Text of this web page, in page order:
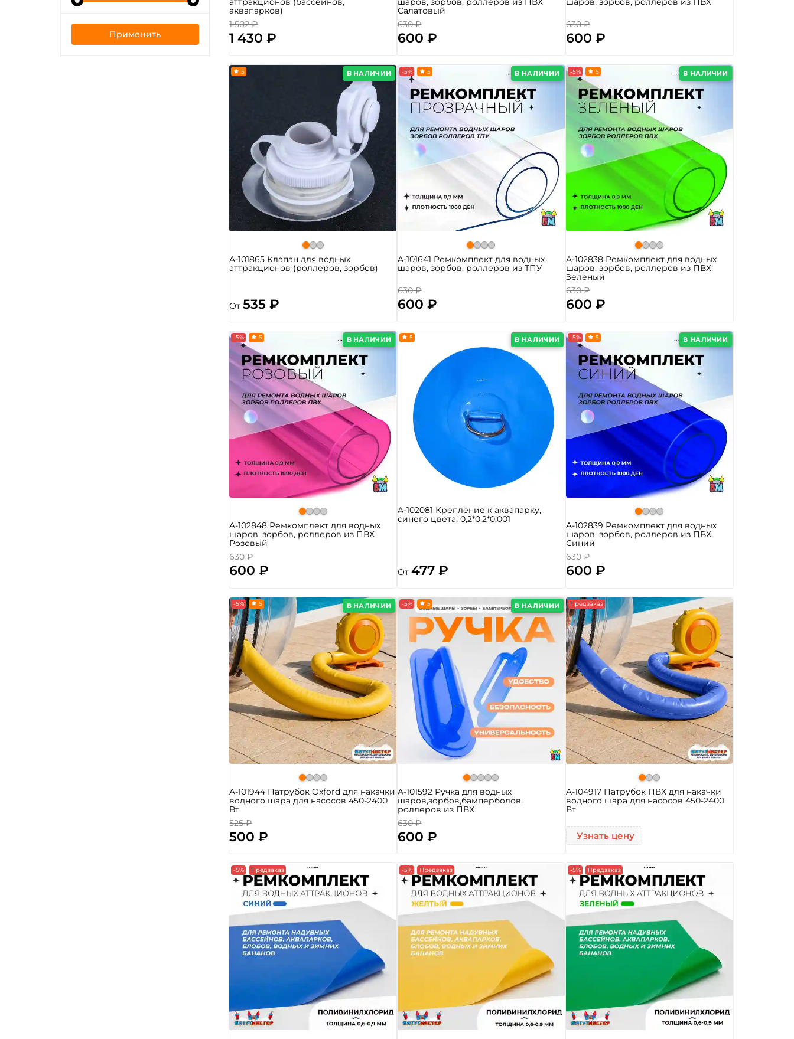
аквапарков)
1 502 ₽
1 430 ₽
Салатовый
630 ₽
600 ₽
630 ₽
600 ₽
В НАЛИЧИИ
5
A-101865 Клапан для водных
аттракционов (роллеров, зорбов)
От 535 ₽
В НАЛИЧИИ
-5% 5
A-101641 Ремкомплект для водных
шаров, зорбов, роллеров из ТПУ
630 ₽
600 ₽
В НАЛИЧИИ
-5% 5
A-102838 Ремкомплект для водных
шаров, зорбов, роллеров из ПВХ
Зеленый
630 ₽
600 ₽
В НАЛИЧИИ
-5% 5
A-102848 Ремкомплект для водных
шаров, зорбов, роллеров из ПВХ
Розовый
630 ₽
600 ₽
В НАЛИЧИИ
5
A-102081 Крепление к аквапарку,
синего цвета, 0,2*0,2*0,001
От 477 ₽
В НАЛИЧИИ
-5% 5
A-102839 Ремкомплект для водных
шаров, зорбов, роллеров из ПВХ
Синий
630 ₽
600 ₽
В НАЛИЧИИ
-5% 5
A-101944 Патрубок Oxford для накачки
водного шара для насосов 450-2400
Вт
525 ₽
500 ₽
В НАЛИЧИИ
-5% 5
A-101592 Ручка для водных
шаров,зорбов,бамперболов,
роллеров из ПВХ
630 ₽
600 ₽
Предзаказ
A-104917 Патрубок ПВХ для накачки
водного шара для насосов 450-2400
Вт
Узнать цену
-5% Предзаказ -5% Предзаказ -5% Предзаказ
Применить